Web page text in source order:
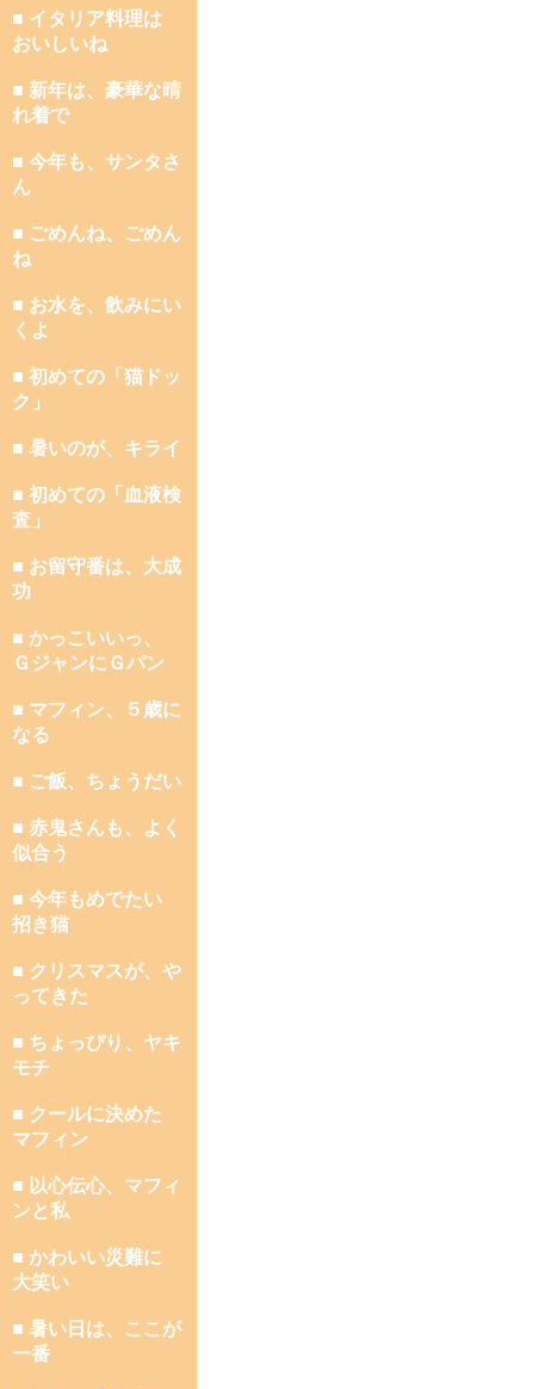
■ イタリア料理は
おいしいね
■ 新年は、豪華な晴
れ着で
■ 今年も、サンタさ
ん
■ ごめんね、ごめん
ね
■ お水を、飲みにい
くよ
■ 初めての「猫ドッ
ク」
■ 暑いのが、キライ
■ 初めての「血液検
査」
■ お留守番は、大成
功
■ かっこいいっ、
ＧジャンにＧパン
■ マフィン、５歳に
なる
■ ご飯、ちょうだい
■ 赤鬼さんも、よく
似合う
■ 今年もめでたい
招き猫
■ クリスマスが、や
ってきた
■ ちょっぴり、ヤキ
モチ
■ クールに決めた
マフィン
■ 以心伝心、マフィ
ンと私
■ かわいい災難に
大笑い
■ 暑い日は、ここが
一番